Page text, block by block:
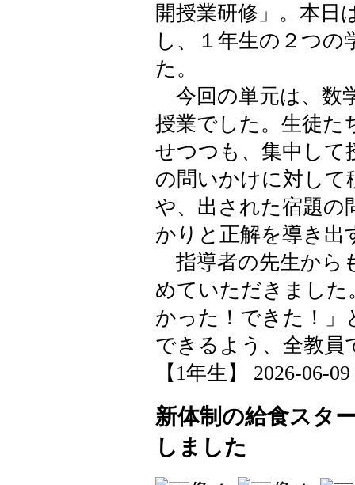
開授業研修」。本日
し、１年生の２つの
た。
今回の単元は、数
授業でした。生徒た
せつつも、集中して
の問いかけに対して
や、出された宿題の
かりと正解を導き出
指導者の先生から
めていただきました
かった！できた！」
できるよう、全教員
【1年生】 2026-06-
新体制の給食スタ
しました